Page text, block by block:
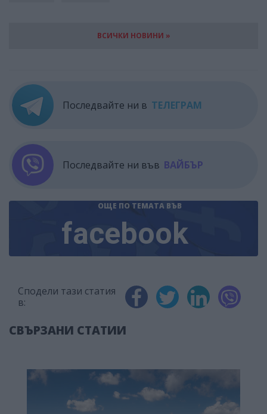
ВСИЧКИ НОВИНИ »
Последвайте ни в ТЕЛЕГРАМ
Последвайте ни във ВАЙБЪР
ОЩЕ ПО ТЕМАТА ВЪВ
facebook
Сподели тази статия
в:
СВЪРЗАНИ СТАТИИ